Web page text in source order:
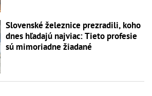
Slovenské železnice prezradili, koho
dnes hľadajú najviac: Tieto profesie
sú mimoriadne žiadané